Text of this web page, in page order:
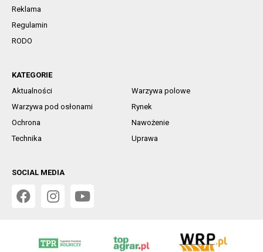
Reklama
Regulamin
RODO
KATEGORIE
Aktualności
Warzywa polowe
Warzywa pod osłonami
Rynek
Ochrona
Nawożenie
Technika
Uprawa
SOCIAL MEDIA